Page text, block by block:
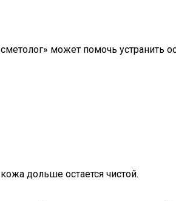
может помочь устранить
дольше остается чистой.